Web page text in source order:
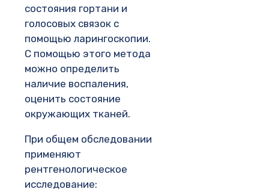
состояния гортани и
голосовых связок с
помощью ларингоскопии.
С помощью этого метода
можно определить
наличие воспаления,
оценить состояние
окружающих тканей.
При общем обследовании
применяют
рентгенологическое
исследование: